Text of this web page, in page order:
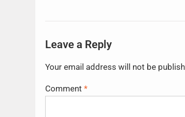
Leave a Reply
Your email address will not be
Comment *